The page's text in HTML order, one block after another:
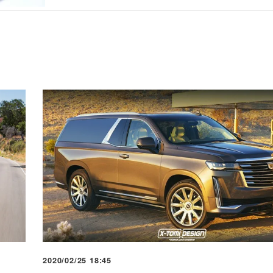
2020/02/25 18:45